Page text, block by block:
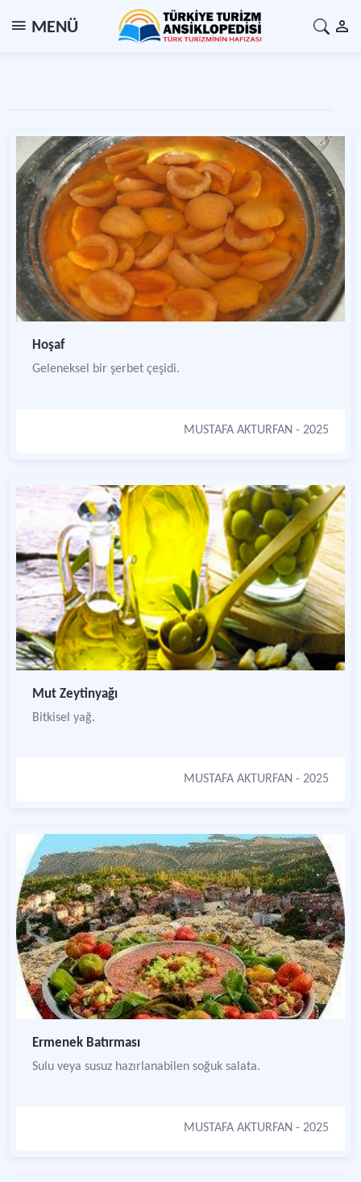
MENÜ
Hoşaf
Geleneksel bir şerbet çeşidi.
MUSTAFA AKTURFAN - 2025
Mut Zeytinyağı
Bitkisel yağ.
MUSTAFA AKTURFAN - 2025
Ermenek Batırması
Sulu veya susuz hazırlanabilen soğuk salata.
MUSTAFA AKTURFAN - 2025